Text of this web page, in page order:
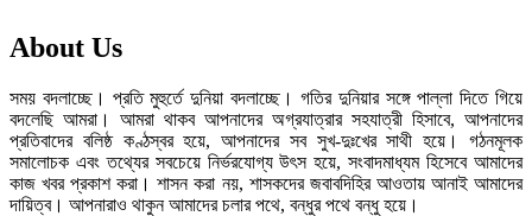
About Us
সময় বদলাচ্ছে। প্রতি মুহুর্তে দুনিয়া বদলাচ্ছে। গতির দুনিয়ার সঙ্গে পাল্লা দিতে গিয়ে
বদলেছি আমরা। আমরা থাকব আপনাদের অগ্রযাত্রার সহযাত্রী হিসাবে, আপনাদের
প্রতিবাদের বলিষ্ঠ কণ্ঠস্বর হয়ে, আপনাদের সব সুখ-দুঃখের সাথী হয়ে। গঠনমূলক
সমালোচক এবং তথ্যের সবচেয়ে নির্ভরযোগ্য উ‍ৎস হয়ে, সংবাদমাধ্যম হিসেবে আমাদের
কাজ খবর প্রকাশ করা। শাসন করা নয়, শাসকদের জবাবদিহির আওতায় আনাই আমাদের
দায়িত্ব। আপনারাও থাকুন আমাদের চলার পথে, বন্ধুর পথে বন্ধু হয়ে।